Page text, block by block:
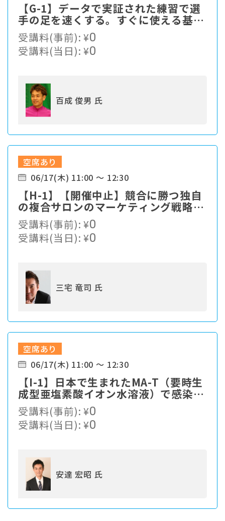
【G-1】データで実証された練習で選
手の足を速くする。すぐに使える基本
をお伝えします。
受講料(事前):¥0
受講料(当日):¥0
百成 俊男 氏
空席あり
06/17(木) 11:00 ～ 12:30
【H-1】【開催中止】競合に勝つ独自
の複合サロンのマーケティング戦略と
は？
受講料(事前):¥0
受講料(当日):¥0
三宅 竜司 氏
空席あり
06/17(木) 11:00 ～ 12:30
【I-1】⽇本で⽣まれたMA-T（要時⽣
成型亜塩素酸イオン⽔溶液）で感染症
対策
受講料(事前):¥0
受講料(当日):¥0
安達 宏昭 氏